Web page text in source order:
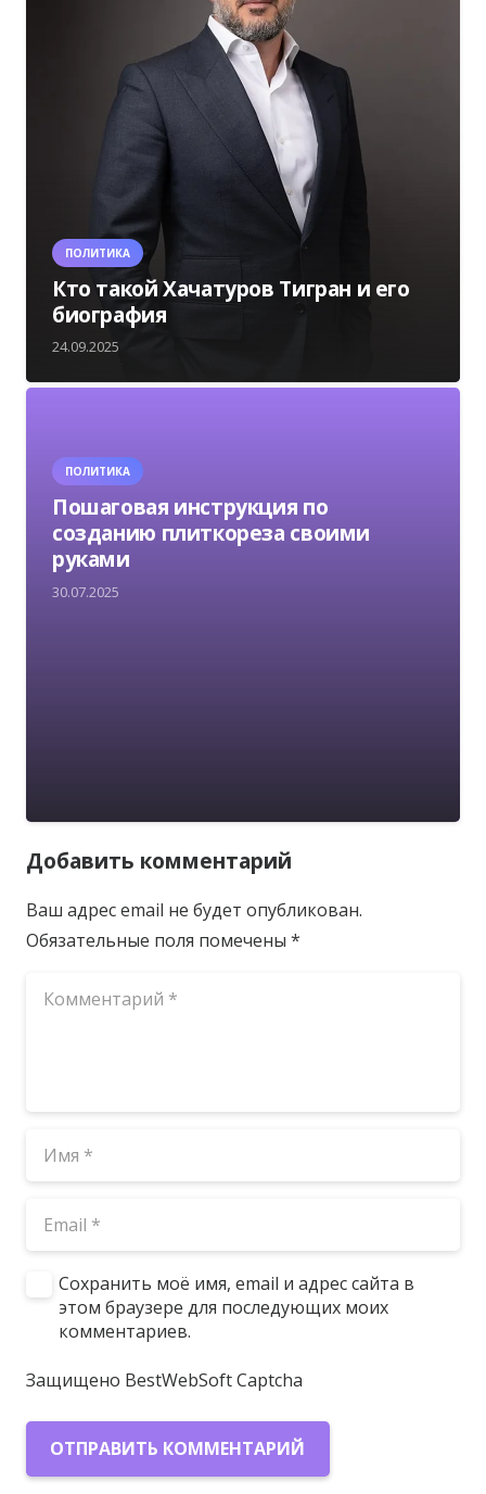
ПОЛИТИКА
Кто такой Хачатуров Тигран и его
биография
24.09.2025
ПОЛИТИКА
Пошаговая инструкция по
созданию плиткореза своими
руками
30.07.2025
Добавить комментарий
Ваш адрес email не будет опубликован.
Обязательные поля помечены *
Сохранить моё имя, email и адрес сайта в
этом браузере для последующих моих
комментариев.
Защищено BestWebSoft Captcha
ОТПРАВИТЬ КОММЕНТАРИЙ